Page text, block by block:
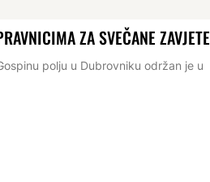
ZA SVEČANE ZAVJETE
polju u Dubrovniku održan je u